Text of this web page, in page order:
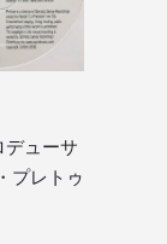
デューサ
プレトゥ